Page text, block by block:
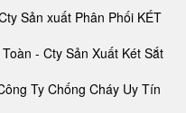
Sản xuất Phân Phối KÉT
- Cty Sản Xuất Két Sắt
Ty Chống Cháy Uy Tín